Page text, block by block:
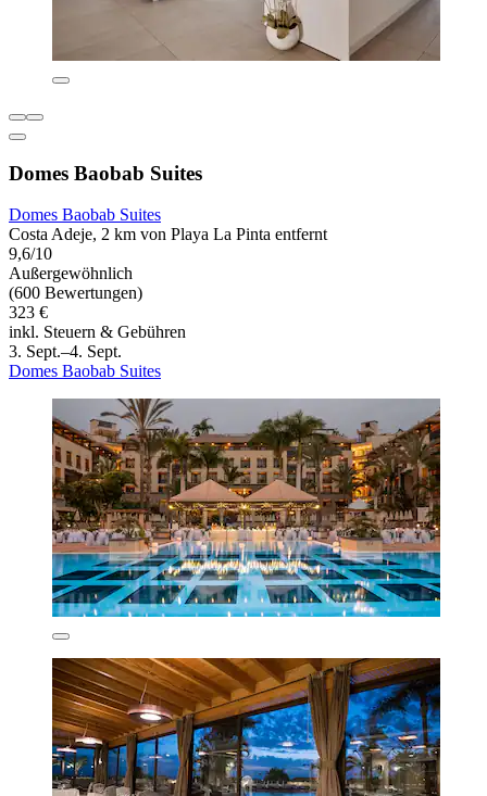
Domes Baobab Suites
Domes Baobab Suites
Costa Adeje, 2 km von Playa La Pinta entfernt
9,6/10
Außergewöhnlich
(600 Bewertungen)
323 €
inkl. Steuern & Gebühren
3. Sept.–4. Sept.
Domes Baobab Suites